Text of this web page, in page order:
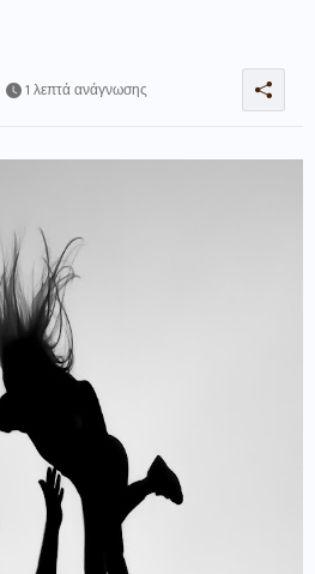
1 λεπτά ανάγνωσης